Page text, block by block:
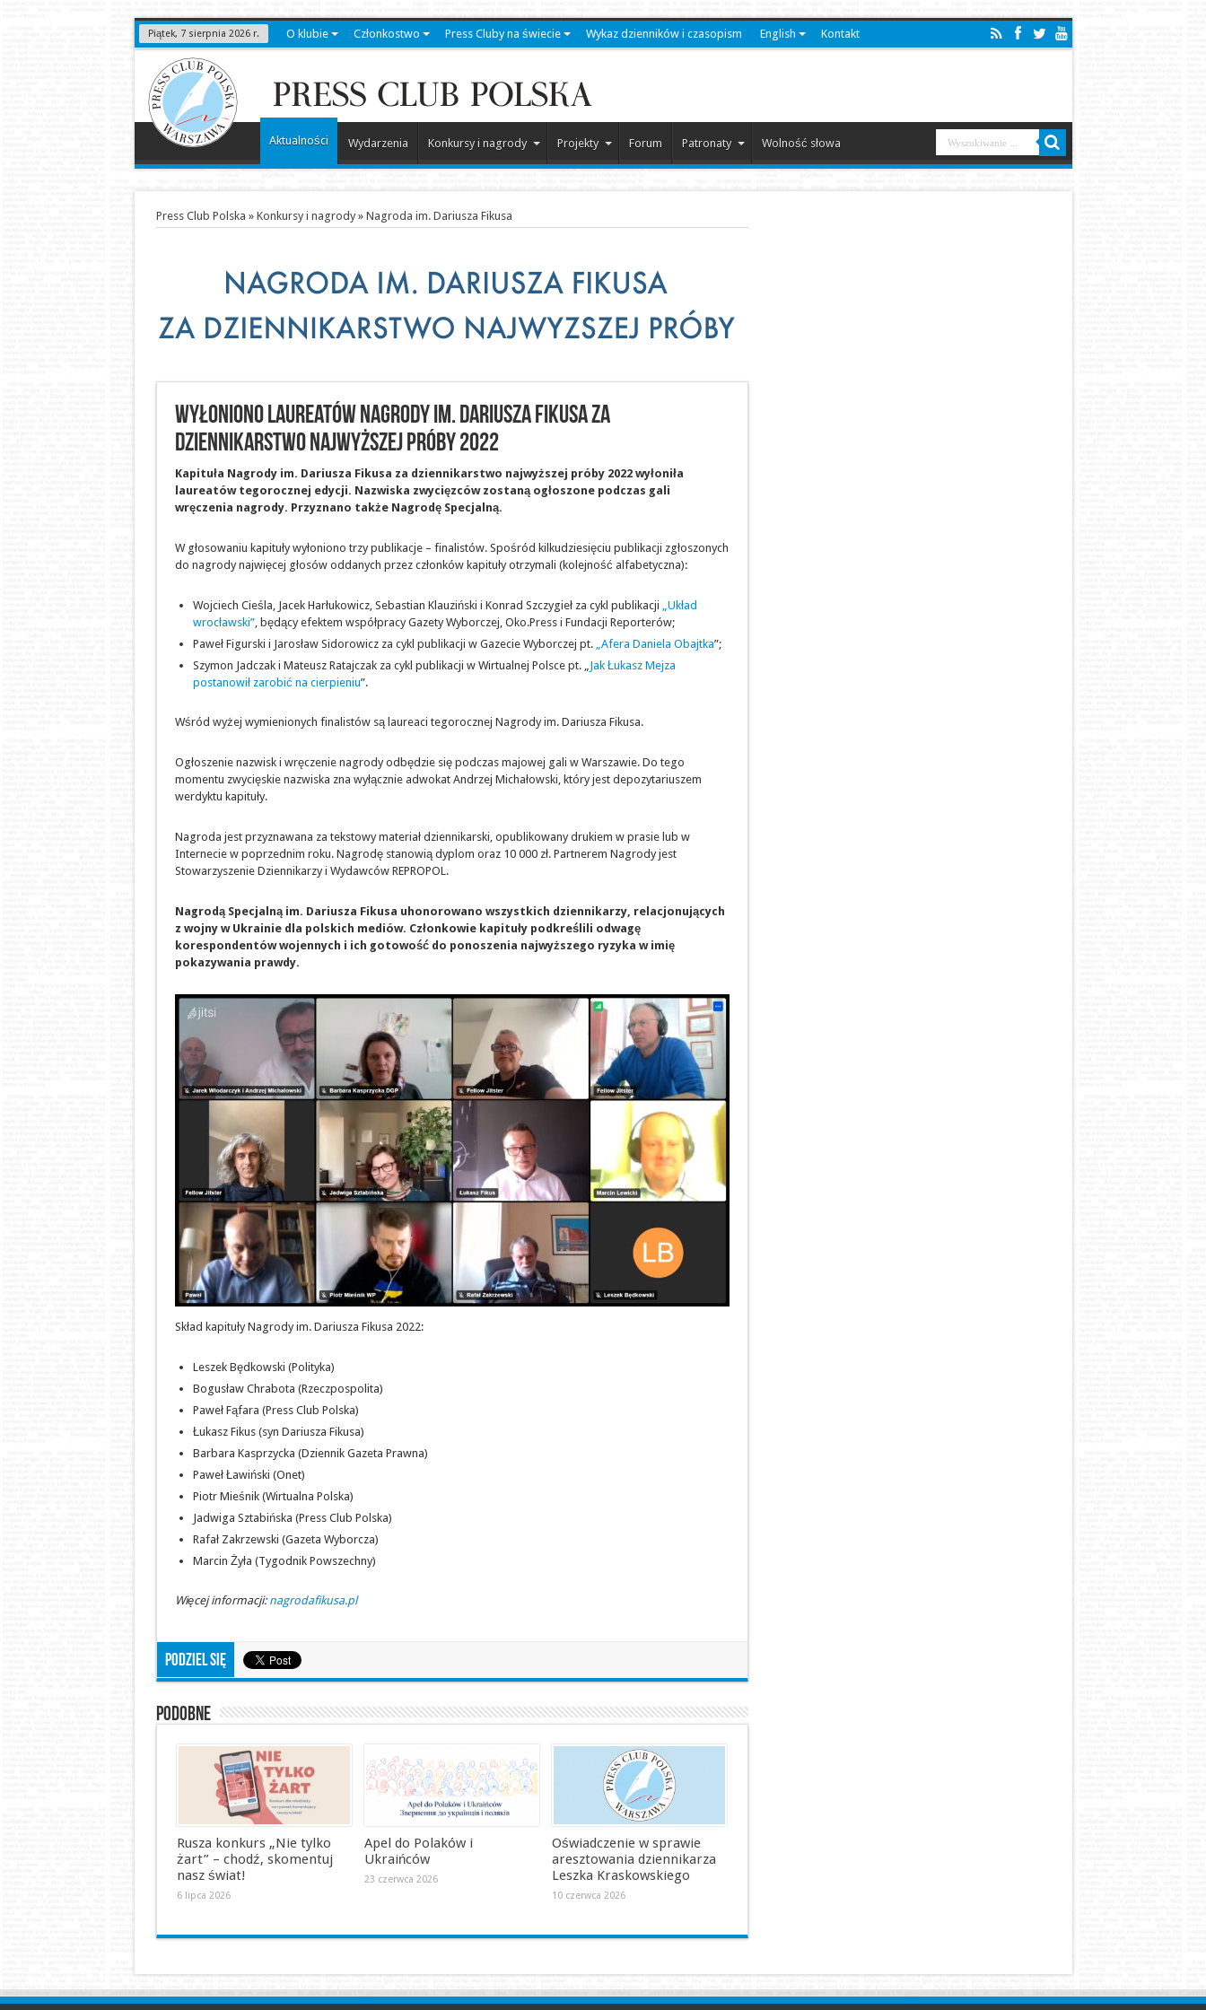
Piątek, 7 sierpnia 2026 r. O klubie Członkostwo Press Cluby na świecie Wykaz dzienników i czasopism English Kontakt
Aktualności Wydarzenia Konkursy i nagrody Projekty Forum Patronaty Wolność słowa
Press Club Polska » Konkursy i nagrody» Nagroda im. Dariusza Fikusa
Wyłoniono laureatów Nagrody im. Dariusza Fikusa za
dziennikarstwo najwyższej próby 2022
Kapituła Nagrody im. Dariusza Fikusa za dziennikarstwo najwyższej próby 2022 wyłoniła
laureatów tegorocznej edycji. Nazwiska zwycięzców zostaną ogłoszone podczas gali
wręczenia nagrody. Przyznano także Nagrodę Specjalną.
W głosowaniu kapituły wyłoniono trzy publikacje – finalistów. Spośród kilkudziesięciu publikacji zgłoszonych
do nagrody najwięcej głosów oddanych przez członków kapituły otrzymali (kolejność alfabetyczna):
Wojciech Cieśla, Jacek Harłukowicz, Sebastian Klauziński i Konrad Szczygieł za cykl publikacji „Układ
wrocławski”, będący efektem współpracy Gazety Wyborczej, Oko.Press i Fundacji Reporterów;
Paweł Figurski i Jarosław Sidorowicz za cykl publikacji w Gazecie Wyborczej pt. „Afera Daniela Obajtka”;
Szymon Jadczak i Mateusz Ratajczak za cykl publikacji w Wirtualnej Polsce pt. „Jak Łukasz Mejza
postanowił zarobić na cierpieniu”.
Wśród wyżej wymienionych finalistów są laureaci tegorocznej Nagrody im. Dariusza Fikusa.
Ogłoszenie nazwisk i wręczenie nagrody odbędzie się podczas majowej gali w Warszawie. Do tego
momentu zwycięskie nazwiska zna wyłącznie adwokat Andrzej Michałowski, który jest depozytariuszem
werdyktu kapituły.
Nagroda jest przyznawana za tekstowy materiał dziennikarski, opublikowany drukiem w prasie lub w
Internecie w poprzednim roku. Nagrodę stanowią dyplom oraz 10 000 zł. Partnerem Nagrody jest
Stowarzyszenie Dziennikarzy i Wydawców REPROPOL.
Nagrodą Specjalną im. Dariusza Fikusa uhonorowano wszystkich dziennikarzy, relacjonujących
z wojny w Ukrainie dla polskich mediów. Członkowie kapituły podkreślili odwagę
korespondentów wojennych i ich gotowość do ponoszenia najwyższego ryzyka w imię
pokazywania prawdy.
Skład kapituły Nagrody im. Dariusza Fikusa 2022:
Leszek Będkowski (Polityka)
Bogusław Chrabota (Rzeczpospolita)
Paweł Fąfara (Press Club Polska)
Łukasz Fikus (syn Dariusza Fikusa)
Barbara Kasprzycka (Dziennik Gazeta Prawna)
Paweł Ławiński (Onet)
Piotr Mieśnik (Wirtualna Polska)
Jadwiga Sztabińska (Press Club Polska)
Rafał Zakrzewski (Gazeta Wyborcza)
Marcin Żyła (Tygodnik Powszechny)
Więcej informacji: nagrodafikusa.pl
Podziel się
Podobne
Rusza konkurs „Nie tylko
żart” – chodź, skomentuj
nasz świat!
6 lipca 2026
Apel do Polaków i
Ukraińców
23 czerwca 2026
Oświadczenie w sprawie
aresztowania dziennikarza
Leszka Kraskowskiego
10 czerwca 2026